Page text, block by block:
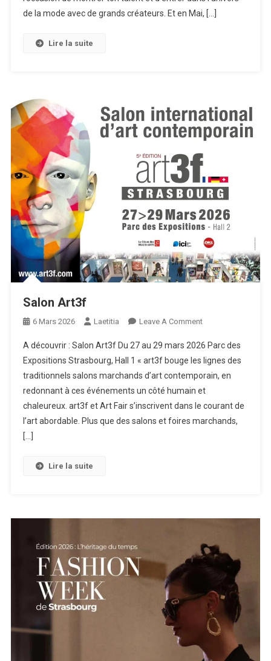
de la mode avec de grands créateurs. Et en Mai, […]
Lire la suite
Salon Art3f
6 Mars 2026 Laetitia Leave A CommentOn
Art3f
A découvrir : Salon Art3f Du 27 au 29 mars 2026 Parc des
Expositions Strasbourg, Hall 1 « art3f bouge les lignes des
traditionnels salons marchands d’art contemporain, en
redonnant à ces événements un côté humain et
chaleureux. art3f et Art Fair s’inscrivent dans le courant de
l’art abordable. Plus que des salons et foires marchands,
[…]
Lire la suite